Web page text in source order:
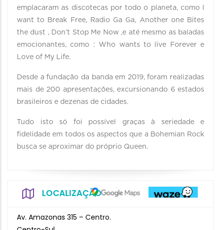
emplacaram as discotecas por todo o planeta, como I
want to Break Free, Radio Ga Ga, Another one Bites
the dust , Don’t Stop Me Now ,e até mesmo as baladas
emocionantes, como : Who wants to live Forever e
Love of My Life.
Desde a fundação da banda em 2019, foram realizadas
mais de 200 apresentações, excursionando 6 estados
brasileiros e dezenas de cidades.
Tudo isto só foi possível graças à seriedade e
fidelidade em todos os aspectos que a Bohemian Rock
busca se aproximar do próprio Queen.
LOCALIZAÇÃO
Av. Amazonas 315 – Centro.